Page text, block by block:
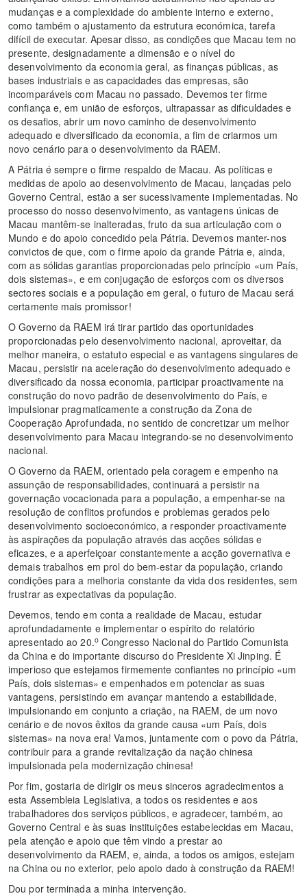
mudanças e a complexidade do ambiente interno e externo,
como também o ajustamento da estrutura económica, tarefa
difícil de executar. Apesar disso, as condições que Macau tem no
presente, designadamente a dimensão e o nível do
desenvolvimento da economia geral, as finanças públicas, as
bases industriais e as capacidades das empresas, são
incomparáveis com Macau no passado. Devemos ter firme
confiança e, em união de esforços, ultrapassar as dificuldades e
os desafios, abrir um novo caminho de desenvolvimento
adequado e diversificado da economia, a fim de criarmos um
novo cenário para o desenvolvimento da RAEM.
A Pátria é sempre o firme respaldo de Macau. As políticas e
medidas de apoio ao desenvolvimento de Macau, lançadas pelo
Governo Central, estão a ser sucessivamente implementadas. No
processo do nosso desenvolvimento, as vantagens únicas de
Macau mantêm-se inalteradas, fruto da sua articulação com o
Mundo e do apoio concedido pela Pátria. Devemos manter-nos
convictos de que, com o firme apoio da grande Pátria e, ainda,
com as sólidas garantias proporcionadas pelo princípio «um País,
dois sistemas», e em conjugação de esforços com os diversos
sectores sociais e a população em geral, o futuro de Macau será
certamente mais promissor!
O Governo da RAEM irá tirar partido das oportunidades
proporcionadas pelo desenvolvimento nacional, aproveitar, da
melhor maneira, o estatuto especial e as vantagens singulares de
Macau, persistir na aceleração do desenvolvimento adequado e
diversificado da nossa economia, participar proactivamente na
construção do novo padrão de desenvolvimento do País, e
impulsionar pragmaticamente a construção da Zona de
Cooperação Aprofundada, no sentido de concretizar um melhor
desenvolvimento para Macau integrando-se no desenvolvimento
nacional.
O Governo da RAEM, orientado pela coragem e empenho na
assunção de responsabilidades, continuará a persistir na
governação vocacionada para a população, a empenhar-se na
resolução de conflitos profundos e problemas gerados pelo
desenvolvimento socioeconómico, a responder proactivamente
às aspirações da população através das acções sólidas e
eficazes, e a aperfeiçoar constantemente a acção governativa e
demais trabalhos em prol do bem-estar da população, criando
condições para a melhoria constante da vida dos residentes, sem
frustrar as expectativas da população.
Devemos, tendo em conta a realidade de Macau, estudar
aprofundadamente e implementar o espírito do relatório
apresentado ao 20.oCongresso Nacional do Partido Comunista
da China e do importante discurso do Presidente Xi Jinping. É
imperioso que estejamos firmemente confiantes no princípio «um
País, dois sistemas» e empenhados em potenciar as suas
vantagens, persistindo em avançar mantendo a estabilidade,
impulsionando em conjunto a criação, na RAEM, de um novo
cenário e de novos êxitos da grande causa «um País, dois
sistemas» na nova era! Vamos, juntamente com o povo da Pátria,
contribuir para a grande revitalização da nação chinesa
impulsionada pela modernização chinesa!
Por fim, gostaria de dirigir os meus sinceros agradecimentos a
esta Assembleia Legislativa, a todos os residentes e aos
trabalhadores dos serviços públicos, e agradecer, também, ao
Governo Central e às suas instituições estabelecidas em Macau,
pela atenção e apoio que têm vindo a prestar ao
desenvolvimento da RAEM, e, ainda, a todos os amigos, estejam
na China ou no exterior, pelo apoio dado à construção da RAEM!
Dou por terminada a minha intervenção.